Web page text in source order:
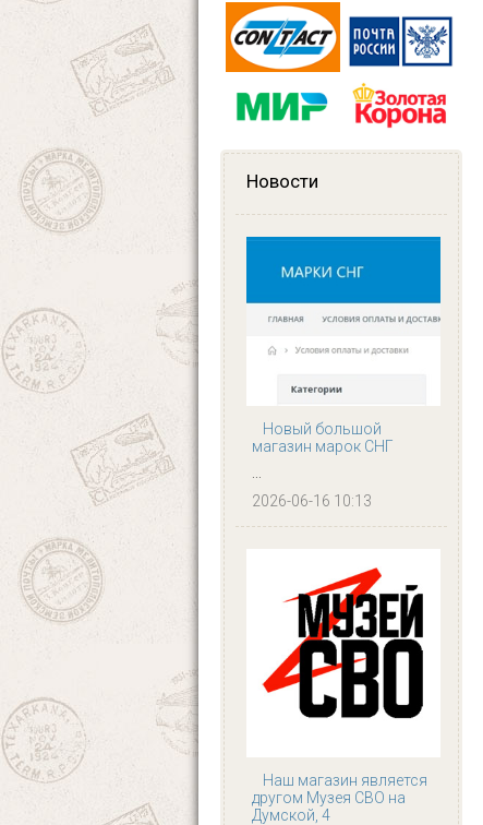
Новости
Новый большой
магазин марок СНГ
...
2026-06-16 10:13
Наш магазин является
другом Музея СВО на
Думской, 4